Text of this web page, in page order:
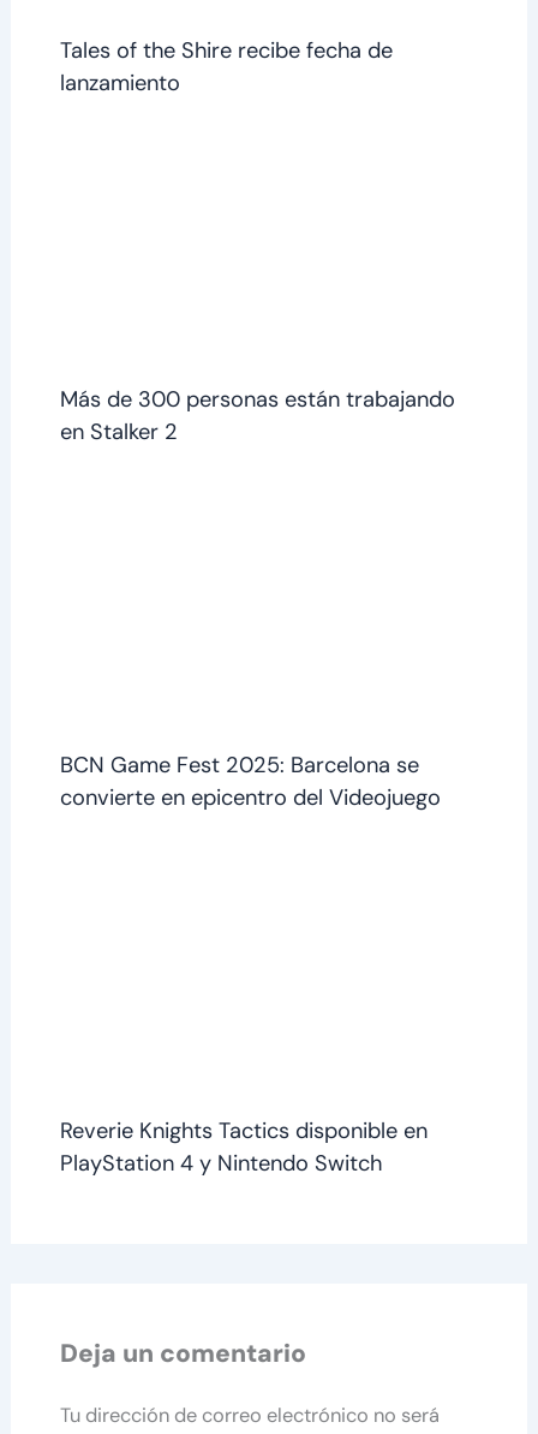
Tales of the Shire recibe fecha de
lanzamiento
Más de 300 personas están trabajando
en Stalker 2
BCN Game Fest 2025: Barcelona se
convierte en epicentro del Videojuego
Reverie Knights Tactics disponible en
PlayStation 4 y Nintendo Switch
Deja un comentario
Tu dirección de correo electrónico no será